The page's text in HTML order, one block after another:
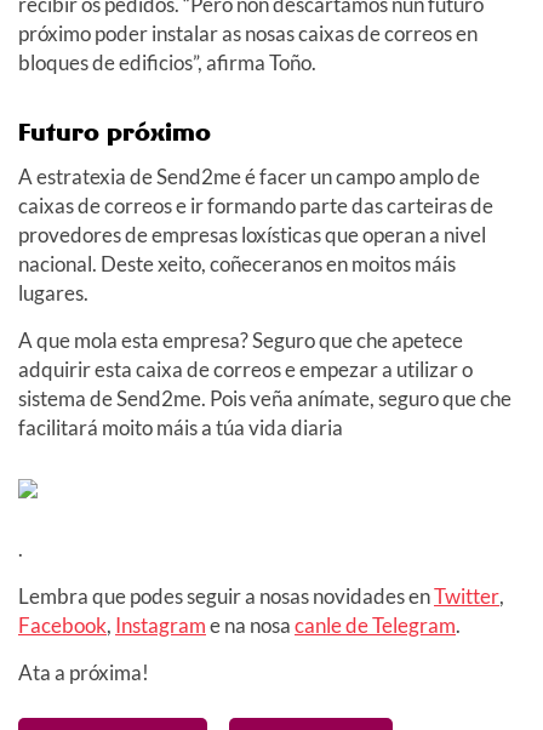
próximo poder instalar as nosas caixas de correos en
bloques de edificios”, afirma Toño.
Futuro próximo
A estratexia de Send2me é facer un campo amplo de
caixas de correos e ir formando parte das carteiras de
provedores de empresas loxísticas que operan a nivel
nacional. Deste xeito, coñeceranos en moitos máis
lugares.
A que mola esta empresa? Seguro que che apetece
adquirir esta caixa de correos e empezar a utilizar o
sistema de Send2me. Pois veña anímate, seguro que che
facilitará moito máis a túa vida diaria
.
Lembra que podes seguir a nosas novidades enTwitter,
Facebook, Instagrame na nosacanle de Telegram.
Ata a próxima!